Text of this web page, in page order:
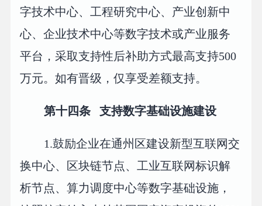
字技术中心、工程研究中心、产业创新中
心、企业技术中心等数字技术或产业服务
平台，采取支持性后补助方式最高支持500
万元。如有晋级，仅享受差额支持。
第十四条 支持数字基础设施建设
1.鼓励企业在通州区建设新型互联网交
换中心、区块链节点、工业互联网标识解
析节点、算力调度中心等数字基础设施，